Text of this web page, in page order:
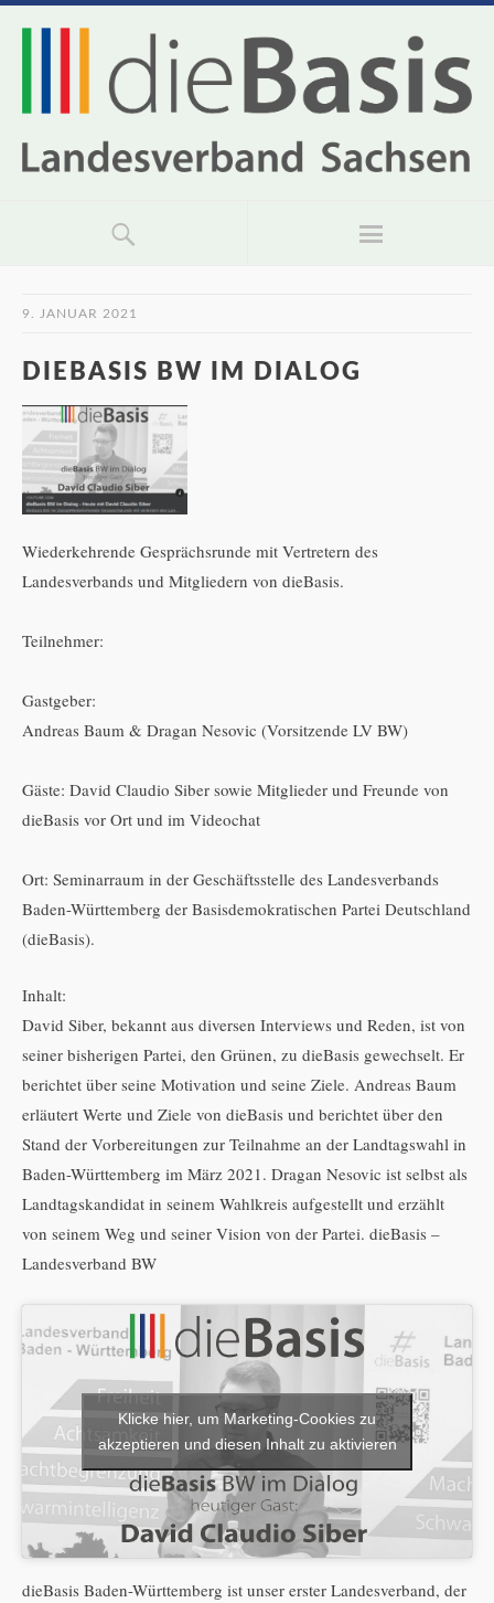
9. JANUAR 2021
DIEBASIS BW IM DIALOG
Wiederkehrende Gesprächsrunde mit Vertretern des
Landesverbands und Mitgliedern von dieBasis.
Teilnehmer:
Gastgeber:
Andreas Baum & Dragan Nesovic (Vorsitzende LV BW)
Gäste: David Claudio Siber sowie Mitglieder und Freunde von
dieBasis vor Ort und im Videochat
Ort: Seminarraum in der Geschäftsstelle des Landesverbands
Baden-Württemberg der Basisdemokratischen Partei Deutschland
(dieBasis).
Inhalt:
David Siber, bekannt aus diversen Interviews und Reden, ist von
seiner bisherigen Partei, den Grünen, zu dieBasis gewechselt. Er
berichtet über seine Motivation und seine Ziele. Andreas Baum
erläutert Werte und Ziele von dieBasis und berichtet über den
Stand der Vorbereitungen zur Teilnahme an der Landtagswahl in
Baden-Württemberg im März 2021. Dragan Nesovic ist selbst als
Landtagskandidat in seinem Wahlkreis aufgestellt und erzählt
von seinem Weg und seiner Vision von der Partei. dieBasis –
Landesverband BW
Klicke hier, um Marketing-Cookies zu
akzeptieren und diesen Inhalt zu aktivieren
dieBasis Baden-Württemberg ist unser erster Landesverband, der